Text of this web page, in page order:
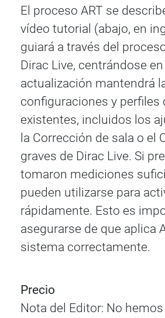
El proceso ART se
vídeo tutorial (abajo, en
guiará a través del
Dirac Live, centrándose en
actualización mantendrá
configuraciones y perfiles
existentes, incluidos los
la Corrección de sala o el
graves de Dirac Live. Si
tomaron mediciones
pueden utilizarse para
rápidamente. Esto es
asegurarse de que aplica
sistema correctamente.
Precio
Nota del Editor: No